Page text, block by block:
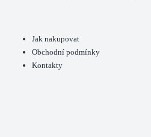
Jak nakupovat
Obchodní podmínky
Kontakty